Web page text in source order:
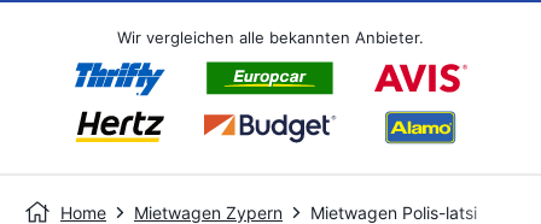
Wir vergleichen alle bekannten Anbieter.
Home Mietwagen Zypern Mietwagen Polis-latsi